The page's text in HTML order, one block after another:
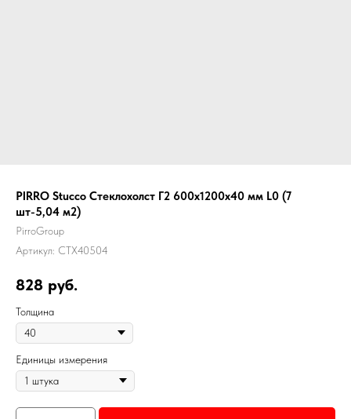
PIRRO Stucco Стеклохолст Г2 600х1200х40 мм L0 (7
шт-5,04 м2)
PirroGroup
Артикул: СТХ40504
828 руб.
Толщина
Единицы измерения